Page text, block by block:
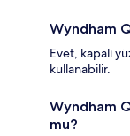
Wyndham
Evet, kapalı
kullanabilir.
Wyndham
mu?